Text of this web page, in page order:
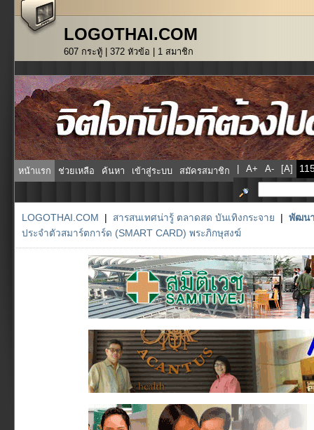
LOGOTHAI.COM
607 กระทู้ | 372 หัวข้อ | 1 สมาชิก
หน้าแรก ช่วยเหลือ ค้นหา เข้าสู่ระบบ สมัครสมาชิก | A+ A- [A]
LOGOTHAI.COM | สารสนเทศน่ารู้ ตลาดสด บันเทิงกระจาย | พัฒนา
ประจำตัวสมาร์ตการ์ด (SMART CARD) พระภิกษุสงฆ์